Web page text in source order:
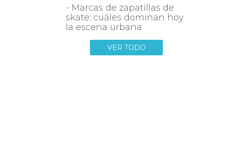
- Marcas de zapatillas de
skate: cuáles dominan hoy
la escena urbana
VER TODO